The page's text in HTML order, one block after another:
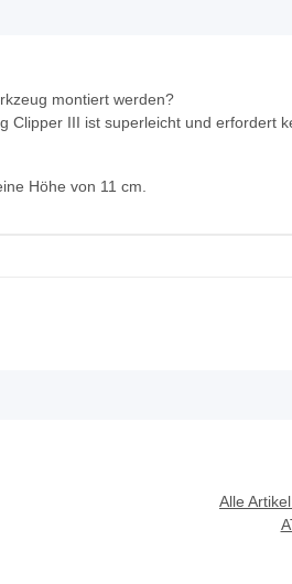
montiert werden?
Clipper III ist superleicht und erfordert
Höhe von 11 cm.
Alle